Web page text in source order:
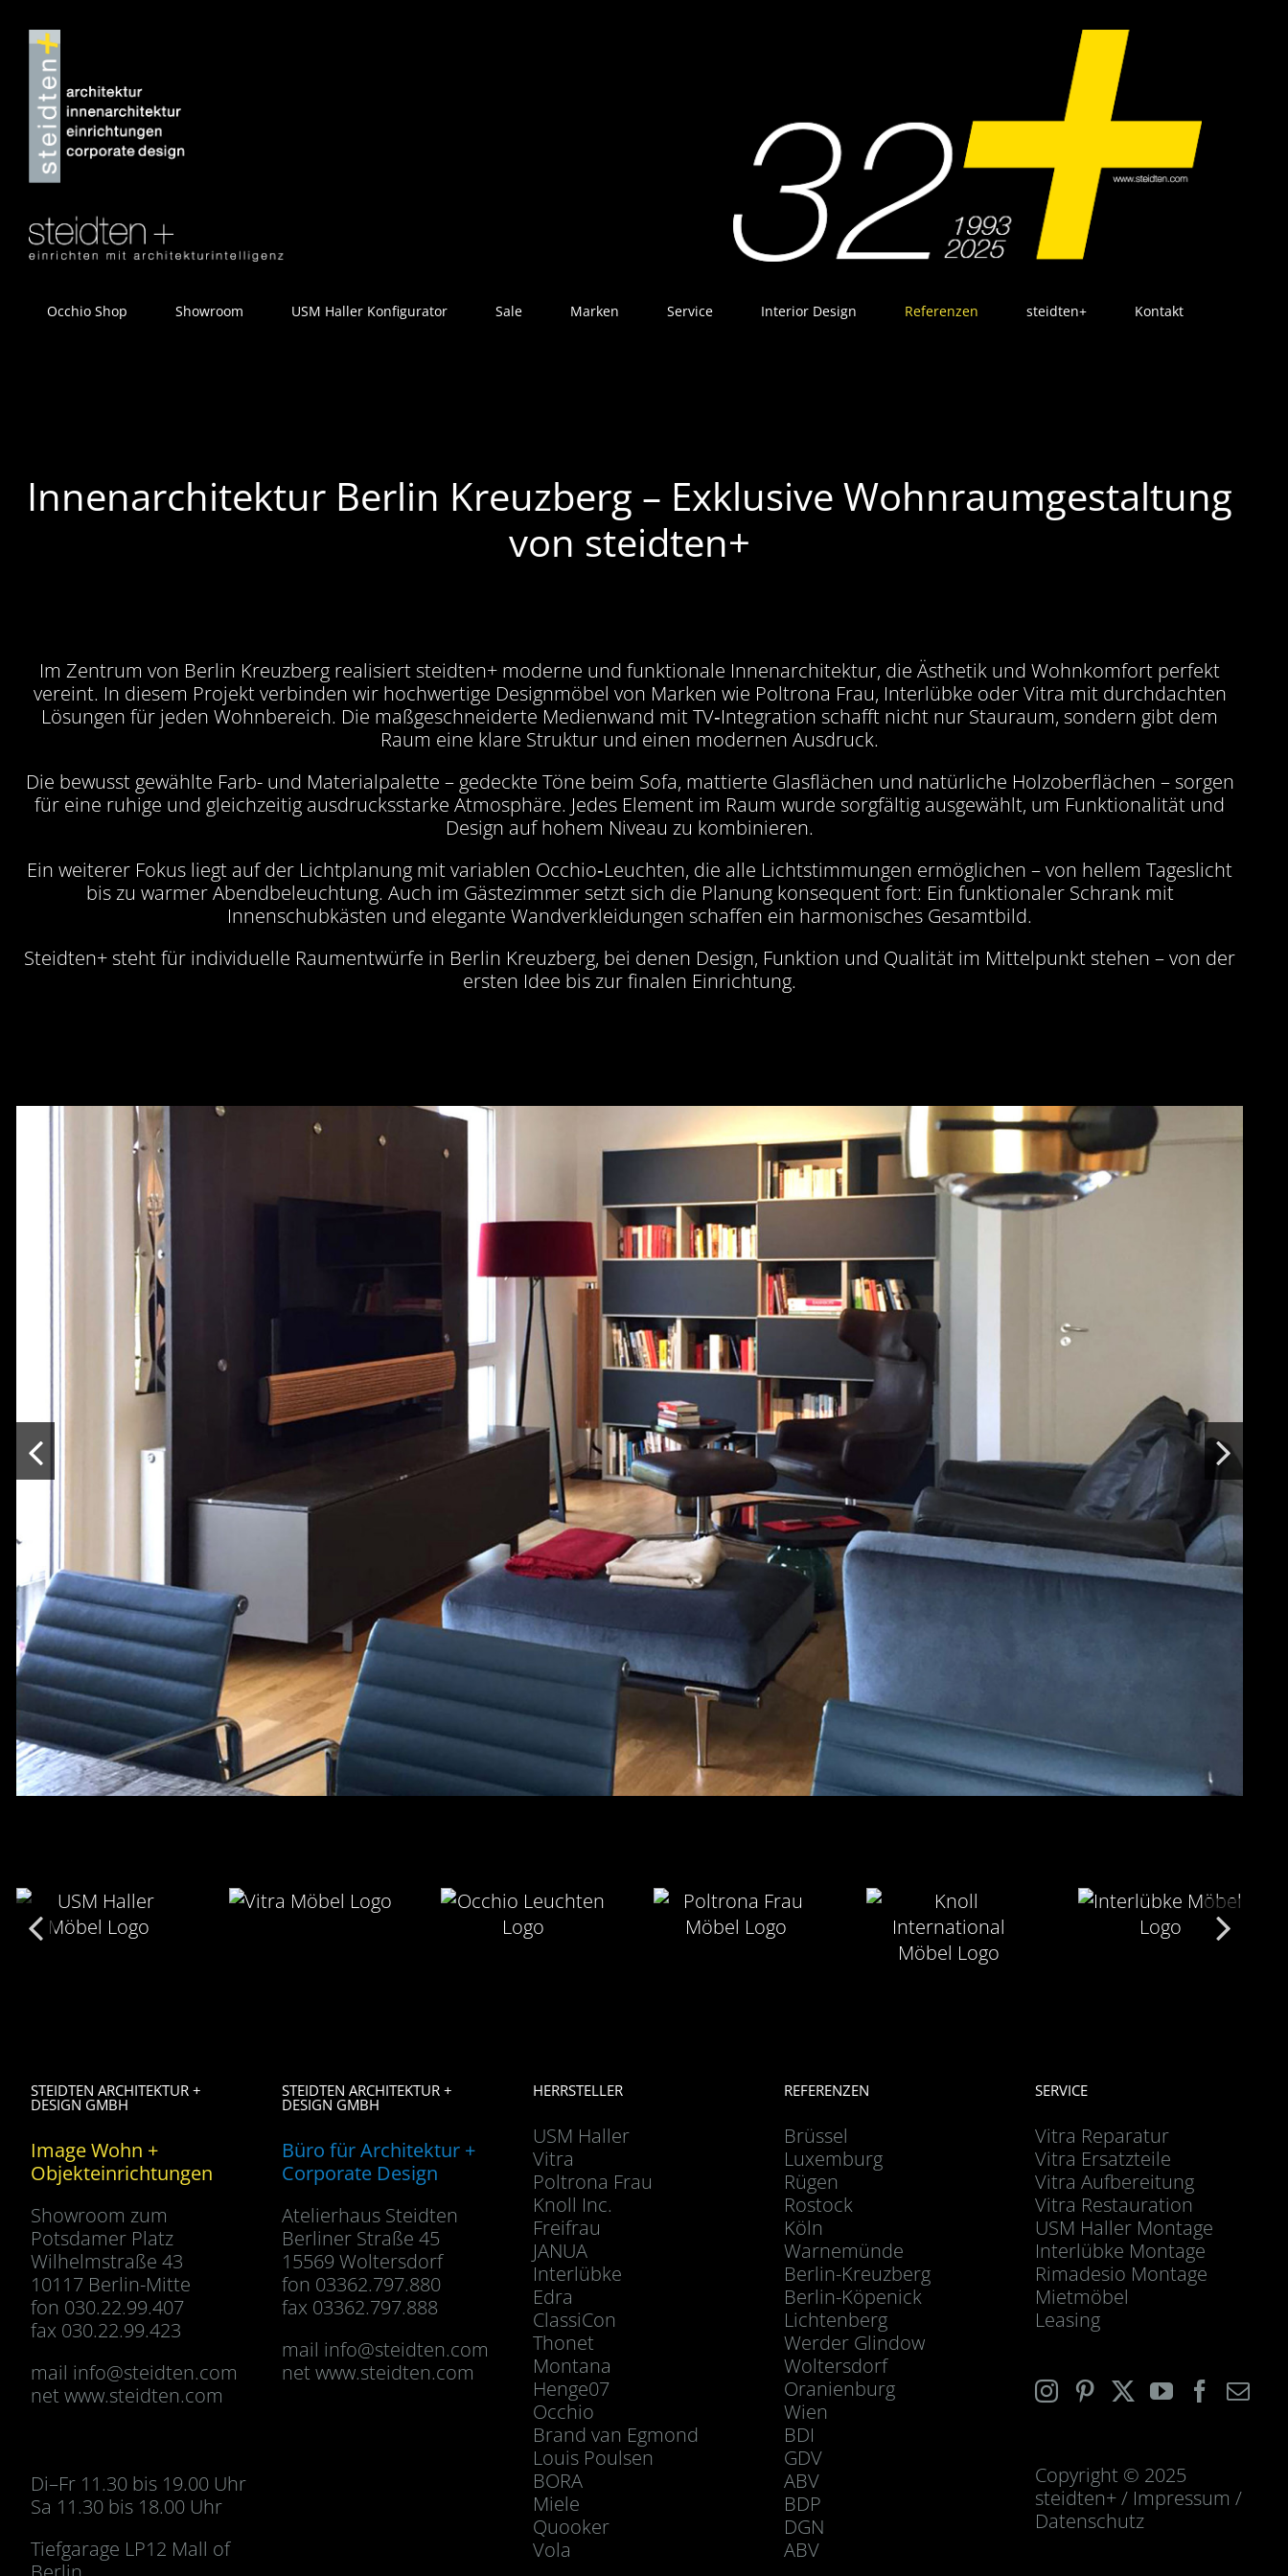
Inhalt
springen
Occhio Shop Showroom USM Haller Konfigurator Sale Marken Service Interior Design Referenzen steidten+ Kontakt
Innenarchitektur Berlin Kreuzberg – Exklusive Wohnraumgestaltung
von steidten+
Im Zentrum von Berlin Kreuzberg realisiert steidten+ moderne und funktionale Innenarchitektur, die Ästhetik und Wohnkomfort perfekt
vereint. In diesem Projekt verbinden wir hochwertige Designmöbel von Marken wie Poltrona Frau, Interlübke oder Vitra mit durchdachten
Lösungen für jeden Wohnbereich. Die maßgeschneiderte Medienwand mit TV‑Integration schafft nicht nur Stauraum, sondern gibt dem
Raum eine klare Struktur und einen modernen Ausdruck.
Die bewusst gewählte Farb- und Materialpalette – gedeckte Töne beim Sofa, mattierte Glasflächen und natürliche Holzoberflächen – sorgen
für eine ruhige und gleichzeitig ausdrucksstarke Atmosphäre. Jedes Element im Raum wurde sorgfältig ausgewählt, um Funktionalität und
Design auf hohem Niveau zu kombinieren.
Ein weiterer Fokus liegt auf der Lichtplanung mit variablen Occhio‑Leuchten, die alle Lichtstimmungen ermöglichen – von hellem Tageslicht
bis zu warmer Abendbeleuchtung. Auch im Gästezimmer setzt sich die Planung konsequent fort: Ein funktionaler Schrank mit
Innenschubkästen und elegante Wandverkleidungen schaffen ein harmonisches Gesamtbild.
Steidten+ steht für individuelle Raumentwürfe in Berlin Kreuzberg, bei denen Design, Funktion und Qualität im Mittelpunkt stehen – von der
ersten Idee bis zur finalen Einrichtung.
STEIDTEN ARCHITEKTUR +
DESIGN GMBH
Image Wohn +
Objekteinrichtungen
Showroom zum
Potsdamer Platz
Wilhelmstraße 43
10117 Berlin-Mitte
fon 030.22.99.407
fax 030.22.99.423
mail info@steidten.com
net www.steidten.com
Di–Fr 11.30 bis 19.00 Uhr
Sa 11.30 bis 18.00 Uhr
Tiefgarage LP12 Mall of
STEIDTEN ARCHITEKTUR +
DESIGN GMBH
Büro für Architektur +
Corporate Design
Atelierhaus Steidten
Berliner Straße 45
15569 Woltersdorf
fon 03362.797.880
fax 03362.797.888
mail info@steidten.com
net www.steidten.com
HERRSTELLER
USM Haller
Vitra
Poltrona Frau
Knoll Inc.
Freifrau
JANUA
Interlübke
Edra
ClassiCon
Thonet
Montana
Henge07
Occhio
Brand van Egmond
Louis Poulsen
BORA
Miele
Quooker
Vola
REFERENZEN
Brüssel
Luxemburg
Rügen
Rostock
Köln
Warnemünde
Berlin-Kreuzberg
Berlin-Köpenick
Lichtenberg
Werder Glindow
Woltersdorf
Oranienburg
Wien
BDI
GDV
ABV
BDP
DGN
ABV
SERVICE
Vitra Reparatur
Vitra Ersatzteile
Vitra Aufbereitung
Vitra Restauration
USM Haller Montage
Interlübke Montage
Rimadesio Montage
Mietmöbel
Leasing
Copyright © 2025
steidten+ / Impressum /
Datenschutz